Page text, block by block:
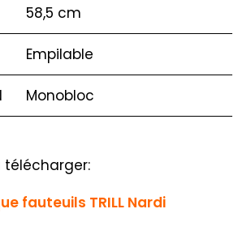
58,5 cm
Empilable
Monobloc
fauteuils TRILL Nardi